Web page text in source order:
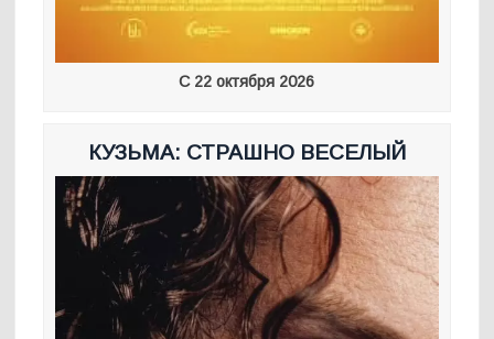
С 22 октября 2026
КУЗЬМА: СТРАШНО ВЕСЕЛЫЙ